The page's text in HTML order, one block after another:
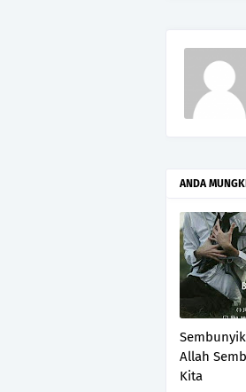
ANDA
Allah
Kita